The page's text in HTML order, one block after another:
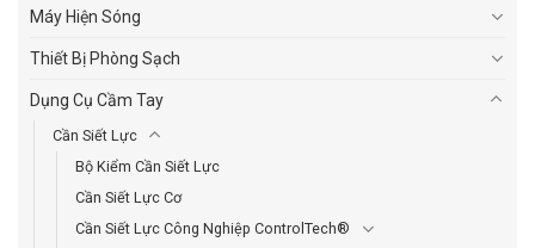
Máy Hiện Sóng
Thiết Bị Phòng Sạch
Dụng Cụ Cầm Tay
Cần Siết Lực
Bộ Kiểm Cần Siết Lực
Cần Siết Lực Cơ
Cần Siết Lực Công Nghiệp ControlTech®